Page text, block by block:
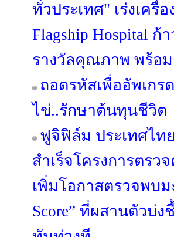
ทั่วประเทศ" เร่งเครื่
Flagship Hospital
รางวัลคุณภาพ พร้อ
ถอดรหัสเพื่ออัพเกร
ไข่..รักษาต้นทุนชีวิต
ฟูจิฟิล์ม ประเทศไ
สำเร็จโครงการตรว
เพิ่มโอกาสตรวจพบม
Score” ที่ผสานตัวบ่